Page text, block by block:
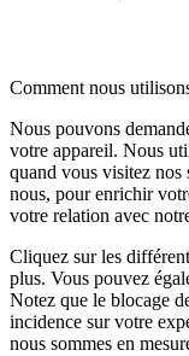
Comment nous
Nous pouvons
votre appareil. Nous
quand vous visitez nos
nous, pour enrichir
votre relation avec
Cliquez sur les
plus. Vous pouvez
Notez que le blocage
incidence sur votre
nous sommes en